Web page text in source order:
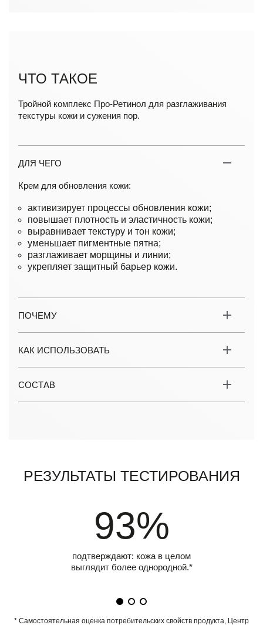
ЧТО ТАКОЕ
Тройной комплекс Про-Ретинол для разглаживания
текстуры кожи и сужения пор.
ДЛЯ ЧЕГО
Крем для обновления кожи:
активизирует процессы обновления кожи;
повышает плотность и эластичность кожи;
выравнивает текстуру и тон кожи;
уменьшает пигментные пятна;
разглаживает морщины и линии;
укрепляет защитный барьер кожи.
ПОЧЕМУ
КАК ИСПОЛЬЗОВАТЬ
СОСТАВ
Результаты тестирования
93%
подтверждают: кожа в целом
выглядит более однородной.*
* Самостоятельная оценка потребительских свойств продукта, Центр